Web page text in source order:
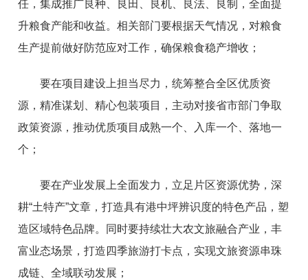
任，集成推广良种、良田、良机、良法、良制，全面提
升粮食产能和收益。相关部门要根据天气情况，对粮食
生产提前做好防范应对工作，确保粮食稳产增收；
要在项目建设上担当尽力，统筹整合全区优质资
源，精准谋划、精心包装项目，主动对接省市部门争取
政策资源，推动优质项目成熟一个、入库一个、落地一
个；
要在产业发展上全面发力，立足片区资源优势，深
耕“土特产”文章，打造具有港中坪辨识度的特色产品，塑
造区域特色品牌。同时要持续壮大农文旅融合产业，丰
富业态场景，打造四季旅游打卡点，实现文旅资源串珠
成链、全域联动发展；